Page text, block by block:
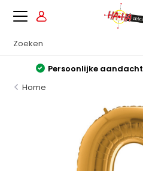
Persoonlijke aandacht
Home